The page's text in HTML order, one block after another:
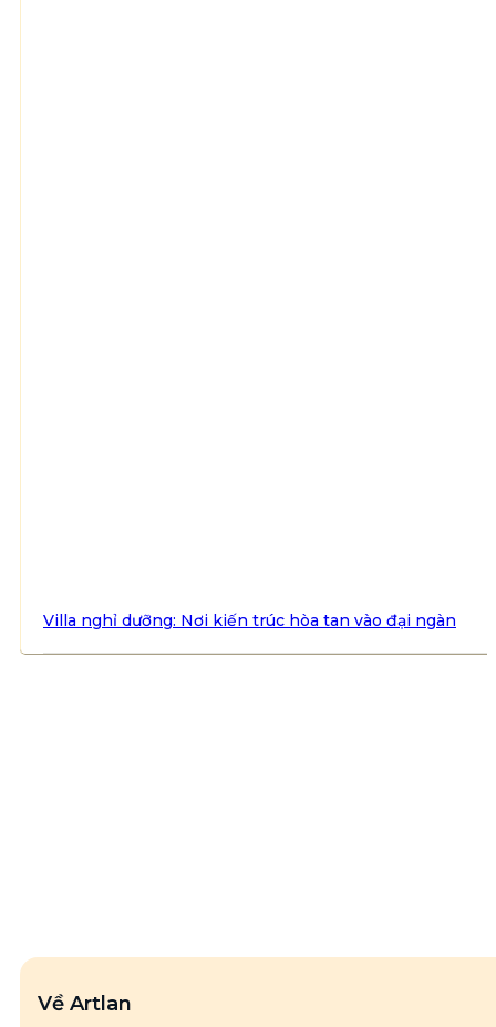
Villa nghỉ dưỡng: Nơi kiến trúc hòa tan vào đại ngàn
Về Artlan